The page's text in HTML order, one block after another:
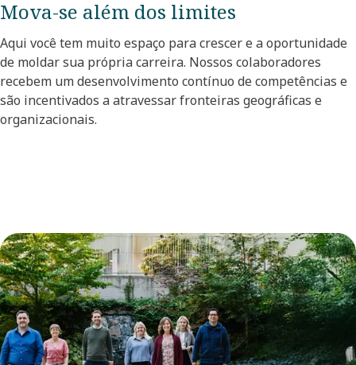
Mova-se além dos limites​
Aqui você tem muito espaço para crescer e a oportunidade
de moldar sua própria carreira. Nossos colaboradores
recebem um desenvolvimento contínuo de competências e
são incentivados a atravessar fronteiras geográficas e
organizacionais.​